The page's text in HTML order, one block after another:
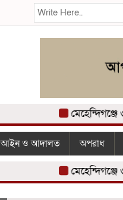
মেহেন্দিগঞ্জে ৩৪
আইন ও আদালত অপরাধ
মেহেন্দিগঞ্জে ৩৪